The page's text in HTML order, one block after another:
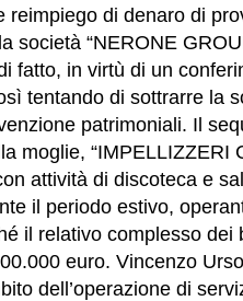
reimpiego di denaro di
società “NERONE
fatto, in virtù di un
tentando di sottrarre la
patrimoniali. Il
moglie, “IMPELLIZZERI
attività di discoteca e
il periodo estivo,
il relativo complesso
euro. Vincenzo
dell’operazione di